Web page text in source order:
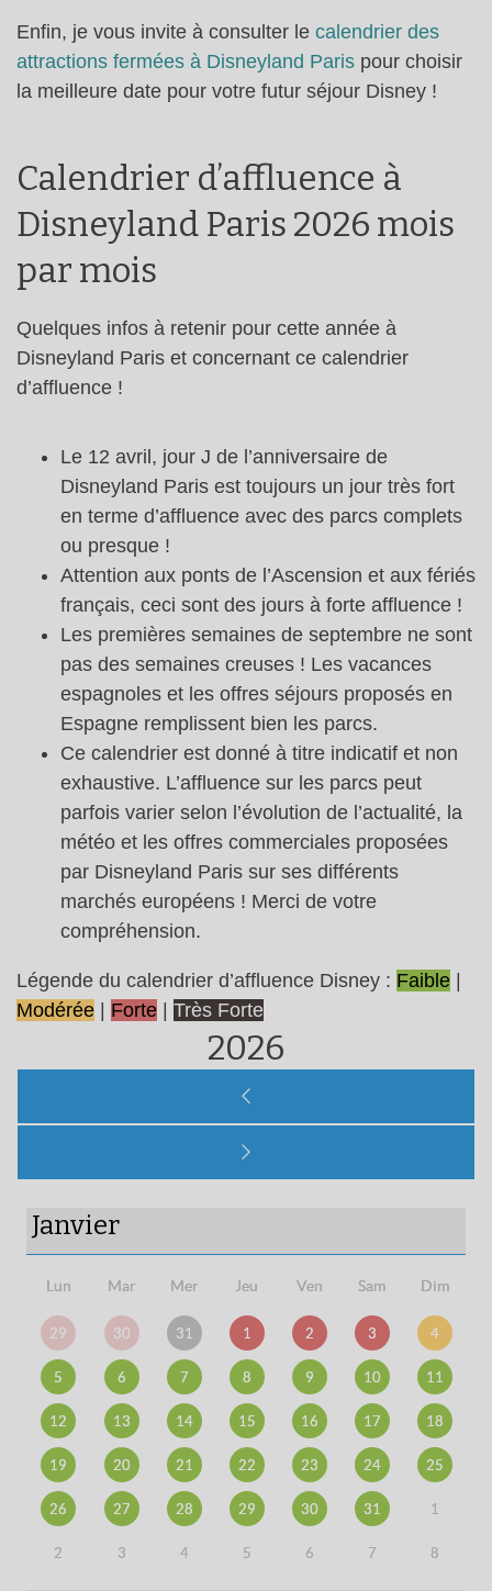
Enfin, je vous invite à consulter le calendrier des
attractions fermées à Disneyland Paris pour choisir
la meilleure date pour votre futur séjour Disney !
Calendrier d’affluence à
Disneyland Paris 2026 mois
par mois
Quelques infos à retenir pour cette année à
Disneyland Paris et concernant ce calendrier
d’affluence !
Le 12 avril, jour J de l’anniversaire de
Disneyland Paris est toujours un jour très fort
en terme d’affluence avec des parcs complets
ou presque !
Attention aux ponts de l’Ascension et aux fériés
français, ceci sont des jours à forte affluence !
Les premières semaines de septembre ne sont
pas des semaines creuses ! Les vacances
espagnoles et les offres séjours proposés en
Espagne remplissent bien les parcs.
Ce calendrier est donné à titre indicatif et non
exhaustive. L’affluence sur les parcs peut
parfois varier selon l’évolution de l’actualité, la
météo et les offres commerciales proposées
par Disneyland Paris sur ses différents
marchés européens ! Merci de votre
compréhension.
Légende du calendrier d’affluence Disney : Faible
Modérée
Forte Très Forte
2026
Janvier
Lun Mar Mer Jeu Ven Sam Dim
29 30 31 1 2 3 4
5 6 7 8 9 10 11
12 13 14 15 16 17 18
19 20 21 22 23 24 25
26 27 28 29 30 31 1
2 3 4 5 6 7 8